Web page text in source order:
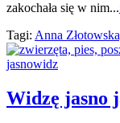
zakochała się w nim...
Tagi: Anna
Widzę jasno